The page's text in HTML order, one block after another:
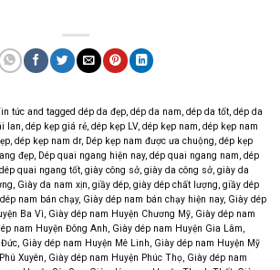
tức and tagged dép da đẹp, dép da nam, dép da tốt, dép da
lan, dép kẹp giá rẻ, dép kẹp LV, dép kẹp nam, dép kẹp nam
, dép kẹp nam dr, Dép kẹp nam được ưa chuộng, dép kẹp
đẹp, Dép quai ngang hiện nay, dép quai ngang nam, dép
dép quai ngang tốt, giày công sở, giày da công sở, giày da
, Giày da nam xịn, giầy dép, giày dép chất lượng, giầy dép
nam bán chạy, Giày dép nam bán chạy hiện nay, Giày dép
Ba Vì, Giày dép nam Huyện Chương Mỹ, Giày dép nam
nam Huyện Đông Anh, Giày dép nam Huyện Gia Lâm,
, Giày dép nam Huyện Mê Linh, Giày dép nam Huyện Mỹ
Xuyên, Giày dép nam Huyện Phúc Thọ, Giày dép nam